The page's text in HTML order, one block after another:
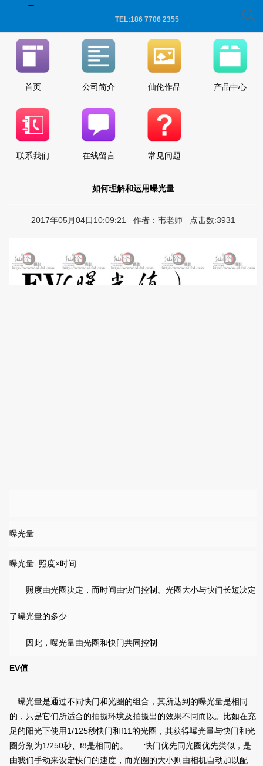
TEL:186 7706 2355
首页 公司简介 仙伦作品 产品中心
联系我们 在线留言 常见问题
如何理解和运用曝光量
2017年05月04日10:09:21 作者：韦老师 点击数:3931
曝光量
曝光量=照度×时间
照度由光圈决定，而时间由快门控制。光圈大小与快门长短决定
了曝光量的多少
因此，曝光量由光圈和快门共同控制
EV值
曝光量是通过不同快门和光圈的组合，其所达到的曝光量是相同
的，只是它们所适合的拍摄环境及拍摄出的效果不同而以。比如在充
足的阳光下使用 1/125秒快门和f11的光圈，其获得曝光量与快门和光
圈分别为1/250秒、 f8是相同的。 快门优先同光圈优先类似，是
由我们手动来设定快门的速度，而光圈的大小则由相机自动加以配